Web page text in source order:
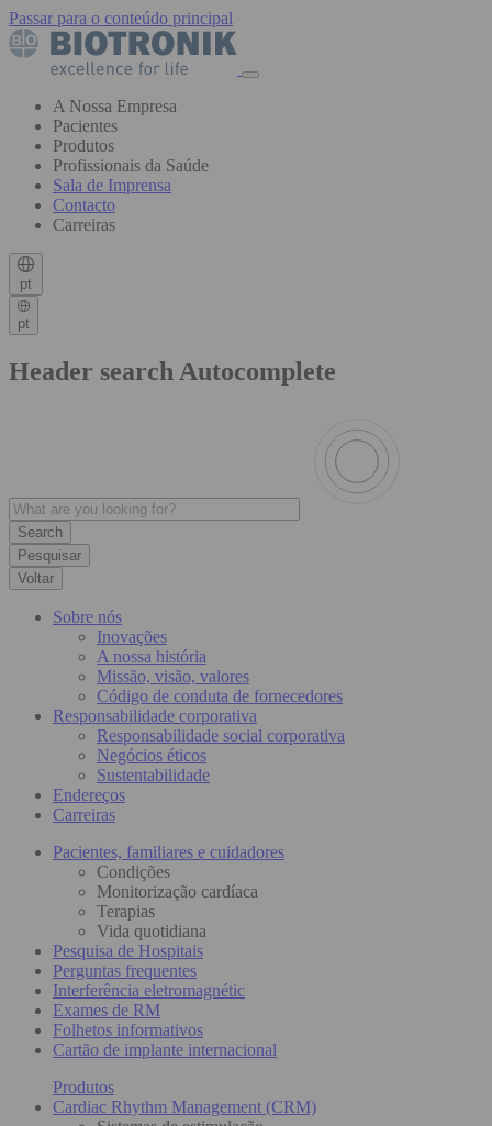
Passar para o conteúdo principal
A Nossa Empresa
Pacientes
Produtos
Profissionais da Saúde
Sala de Imprensa
Contacto
Carreiras
pt
pt
Header search Autocomplete
Pesquisar
Voltar
Sobre nós
Inovações
A nossa história
Missão, visão, valores
Código de conduta de fornecedores
Responsabilidade corporativa
Responsabilidade social corporativa
Negócios éticos
Sustentabilidade
Endereços
Carreiras
Pacientes, familiares e cuidadores
Condições
Monitorização cardíaca
Terapias
Vida quotidiana
Pesquisa de Hospitais
Perguntas frequentes
Interferência eletromagnétic
Exames de RM
Folhetos informativos
Cartão de implante internacional
Produtos
Cardiac Rhythm Management (CRM)